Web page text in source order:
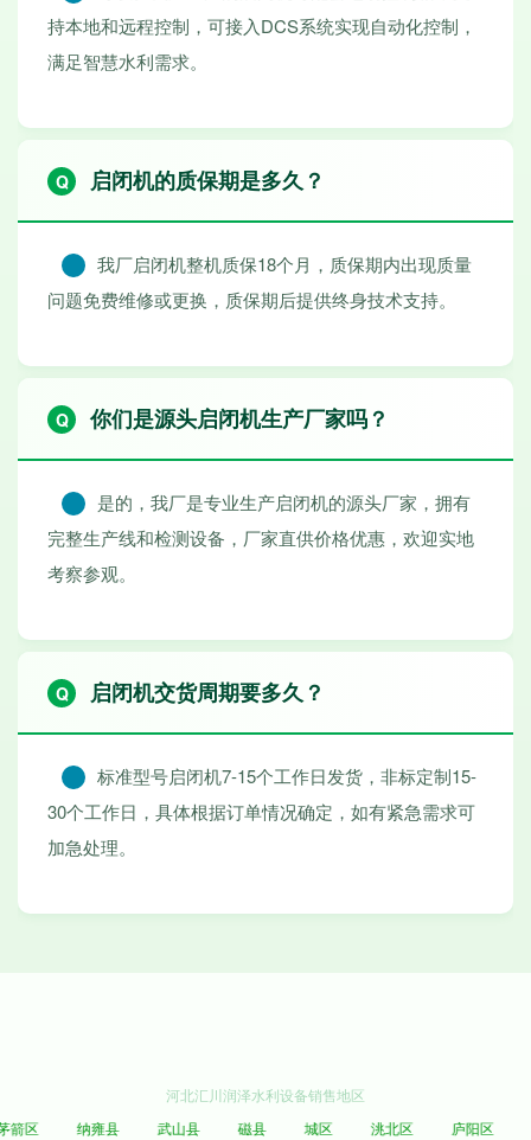
持本地和远程控制，可接入DCS系统实现自动化控制，
满足智慧水利需求。
启闭机的质保期是多久？
我厂启闭机整机质保18个月，质保期内出现质量
问题免费维修或更换，质保期后提供终身技术支持。
你们是源头启闭机生产厂家吗？
是的，我厂是专业生产启闭机的源头厂家，拥有
完整生产线和检测设备，厂家直供价格优惠，欢迎实地
考察参观。
启闭机交货周期要多久？
标准型号启闭机7-15个工作日发货，非标定制15-
30个工作日，具体根据订单情况确定，如有紧急需求可
加急处理。
河北汇川润泽水利设备销售地区
区
纳雍县 武山县 磁县 城区 洮北区 庐阳区